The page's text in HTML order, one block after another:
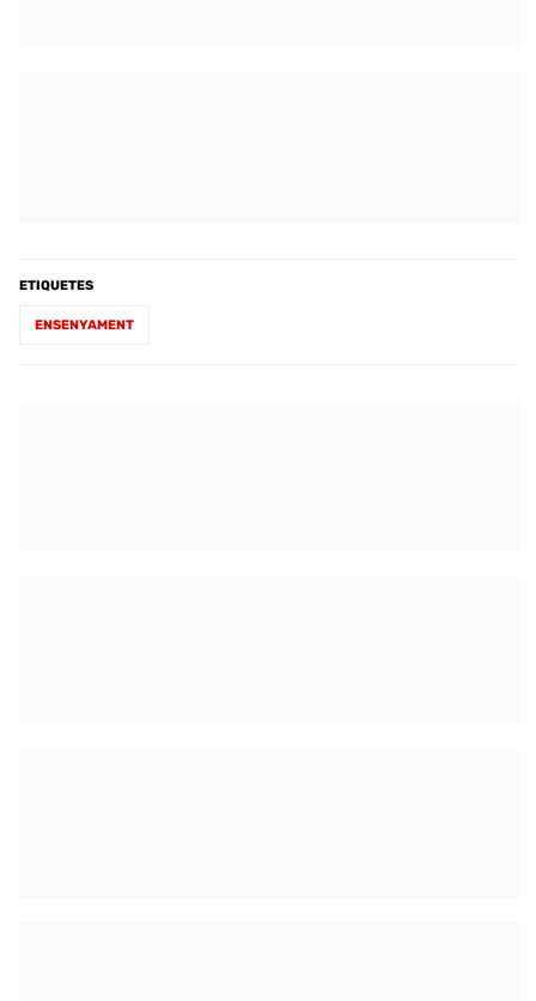
ETIQUETES
ENSENYAMENT